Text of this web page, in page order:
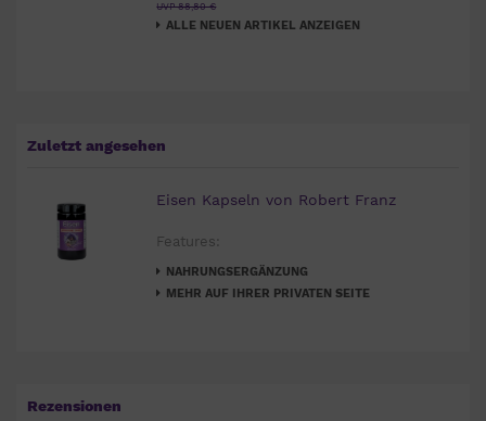
UVP 88,80 €
ALLE NEUEN ARTIKEL ANZEIGEN
Zuletzt angesehen
Eisen Kapseln von Robert Franz
Features:
NAHRUNGSERGÄNZUNG
MEHR AUF IHRER PRIVATEN SEITE
Rezensionen